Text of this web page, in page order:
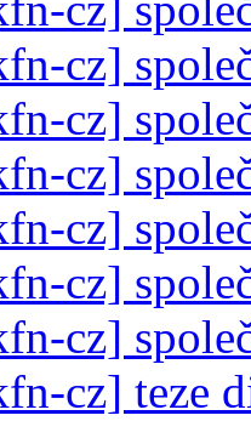
cz]
cz]
cz]
cz]
cz]
cz]
cz] teze